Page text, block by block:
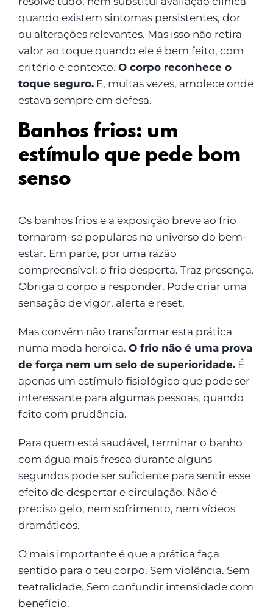
quando existem sintomas persistentes, dor
ou alterações relevantes. Mas isso não retira
valor ao toque quando ele é bem feito, com
critério e contexto. O corpo reconhece o
toque seguro.E, muitas vezes, amolece onde
estava sempre em defesa.
Banhos frios: um
estímulo que pede bom
senso
Os banhos frios e a exposição breve ao frio
tornaram-se populares no universo do bem-
estar. Em parte, por uma razão
compreensível: o frio desperta. Traz presença.
Obriga o corpo a responder. Pode criar uma
sensação de vigor, alerta e reset.
Mas convém não transformar esta prática
numa moda heroica. O frio não é uma prova
de força nem um selo de superioridade.É
apenas um estímulo fisiológico que pode ser
interessante para algumas pessoas, quando
feito com prudência.
Para quem está saudável, terminar o banho
com água mais fresca durante alguns
segundos pode ser suficiente para sentir esse
efeito de despertar e circulação. Não é
preciso gelo, nem sofrimento, nem vídeos
dramáticos.
O mais importante é que a prática faça
sentido para o teu corpo. Sem violência. Sem
teatralidade. Sem confundir intensidade com
benefício.